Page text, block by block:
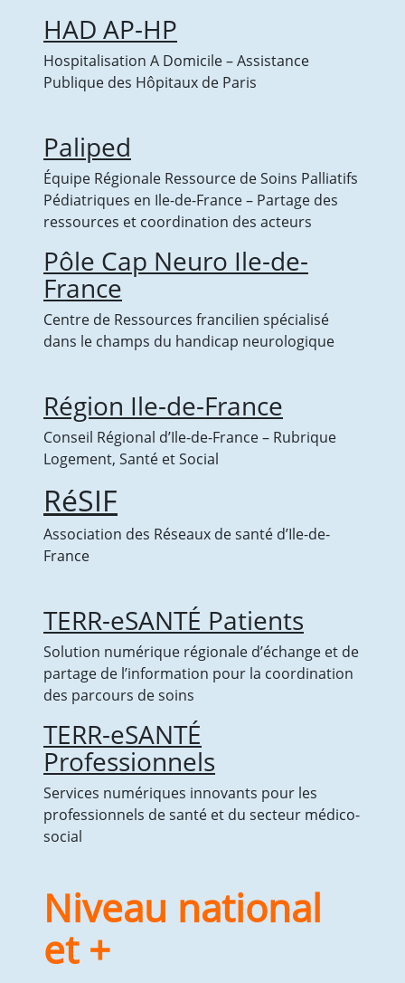
HAD AP-HP
Hospitalisation A Domicile – Assistance
Publique des Hôpitaux de Paris
Paliped
Équipe Régionale Ressource de Soins Palliatifs
Pédiatriques en Ile-de-France – Partage des
ressources et coordination des acteurs
Pôle Cap Neuro Ile-de-
France
Centre de Ressources francilien spécialisé
dans le champs du handicap neurologique
Région Ile-de-France
Conseil Régional d’Ile-de-France – Rubrique
Logement, Santé et Social
RéSIF
Association des Réseaux de santé d’Ile-de-
France
TERR-eSANTÉ Patients
Solution numérique régionale d’échange et de
partage de l’information pour la coordination
des parcours de soins
TERR-eSANTÉ
Professionnels
Services numériques innovants pour les
professionnels de santé et du secteur médico-
social
Niveau national
et +